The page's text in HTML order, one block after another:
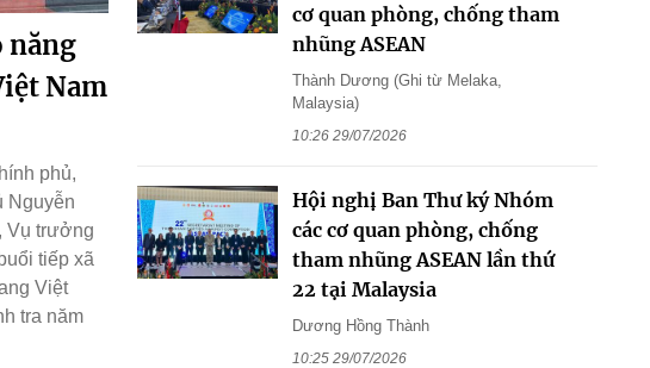
năng
Nam
phủ,
Nguyễn
Vụ trưởng
tiếp xã
Việt
tra năm
cơ quan phòng, chống tham
nhũng ASEAN
Thành Dương (Ghi từ Melaka,
Malaysia)
10:26 29/07/2026
Hội nghị Ban Thư ký Nhóm
các cơ quan phòng, chống
tham nhũng ASEAN lần thứ
22 tại Malaysia
Dương Hồng Thành
10:25 29/07/2026